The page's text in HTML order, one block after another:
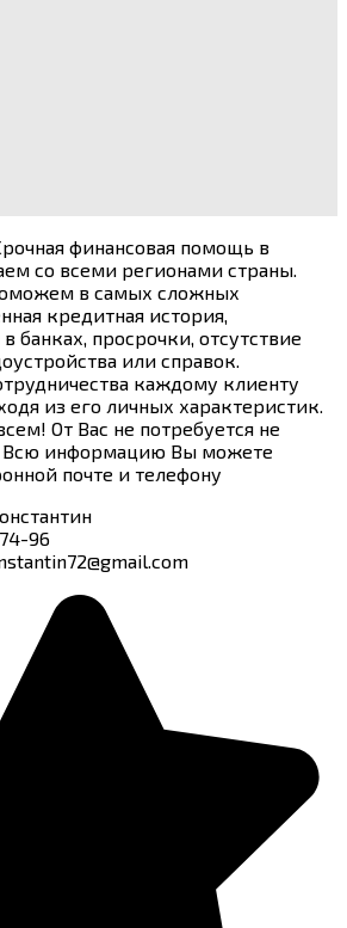
финансовая помощь в
со всеми регионами страны.
в самых сложных
кредитная история,
банках, просрочки, отсутствие
или справок.
каждому клиенту
из его личных характеристик.
От Вас не потребуется не
Всю информацию Вы можете
почте и телефону
96